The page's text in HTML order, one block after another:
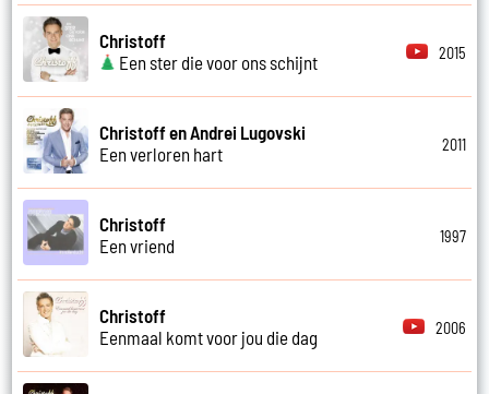
Christoff
Een ster die voor ons schijnt
2015
Christoff en Andrei Lugovski
Een verloren hart
2011
Christoff
Een vriend
1997
Christoff
Eenmaal komt voor jou die dag
2006